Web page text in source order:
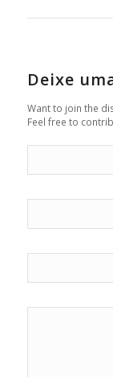
Deixe
Want to join the
Feel free to